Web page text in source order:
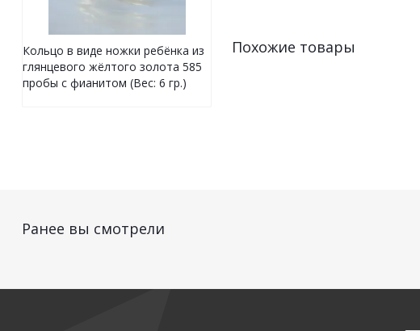
Похожие товары
Кольцо в виде ножки ребёнка из
глянцевого жёлтого золота 585
пробы с фианитом (Вес: 6 гр.)
Ранее вы смотрели